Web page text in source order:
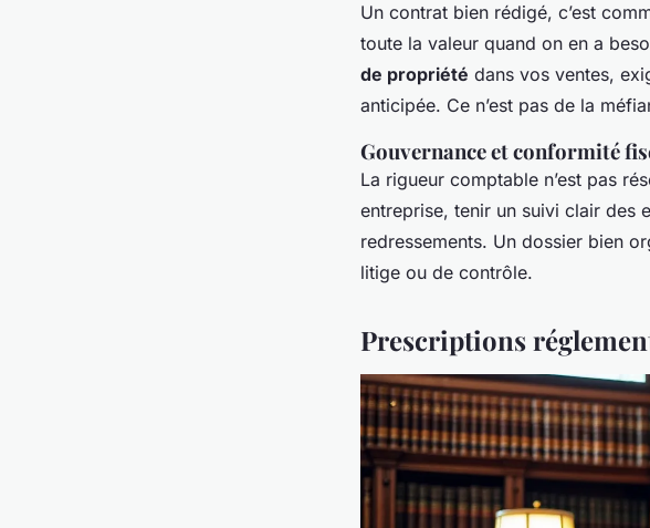
Un contrat bien rédigé, c’est
toute la valeur quand on en a
de propriété dans vos ventes,
anticipée. Ce n’est pas de la
Gouvernance et conformité
La rigueur comptable n’est pas
entreprise, tenir un suivi clair des
redressements. Un dossier bien
litige ou de contrôle.
Prescriptions